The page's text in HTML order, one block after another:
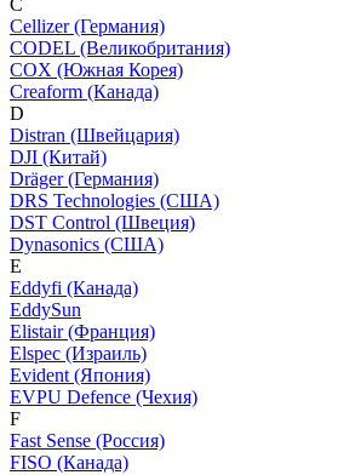
C
Cellizer (Германия)
CODEL (Великобритания)
COX (Южная Корея)
Creaform (Канада)
D
Distran (Швейцария)
DJI (Китай)
Dräger (Германия)
DRS Technologies (США)
DST Control (Швеция)
Dynasonics (США)
E
Eddyfi (Канада)
EddySun
Elistair (Франция)
Elspec (Израиль)
Evident (Япония)
EVPU Defence (Чехия)
F
Fast Sense (Россия)
FISO (Канада)